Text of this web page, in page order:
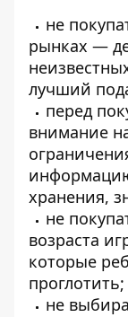
не
рынках —
лучший
перед
внимание
хранения,
не
возраста
которые
проглотить;
не